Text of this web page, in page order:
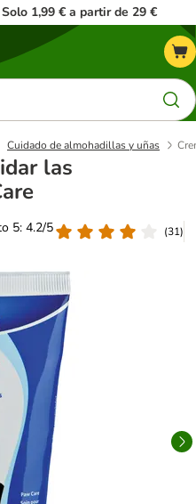
1,99 € a partir de 29 €
Cuidado de almohadillas y uñas
las
5: 4.2/5
(31)